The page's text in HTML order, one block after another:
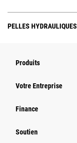
PELLES HYDRAULIQUES
Produits
Votre Entreprise
Finance
Soutien